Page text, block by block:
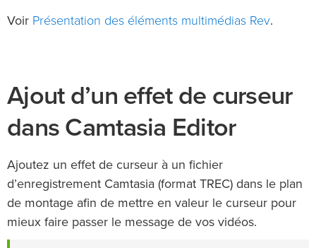
Voir Présentation des éléments multimédias Rev.
Ajout d’un effet de curseur
dans Camtasia Editor
Ajoutez un effet de curseur à un fichier
d’enregistrement Camtasia (format TREC) dans le plan
de montage afin de mettre en valeur le curseur pour
mieux faire passer le message de vos vidéos.